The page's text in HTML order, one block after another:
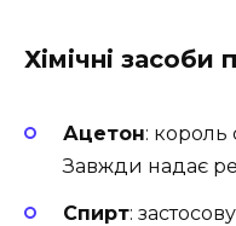
Хімічні засоби
Ацетон: король
Завжди надає
Спирт: